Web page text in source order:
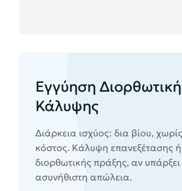
Εγγύηση
Κάλυψης
Διάρκεια ισχύος: δια βίου,
κόστος. Κάλυψη επανεξέτασης ή
διορθωτικής πράξης, αν υπάρξει
ασυνήθιστη απώλεια.